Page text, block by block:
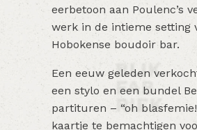
eerbetoon aan Poulenc’s
werk in de intieme setting
Hobokense boudoir bar.
Een eeuw geleden
een stylo en een bundel
partituren – “oh
kaartje te bemachtigen